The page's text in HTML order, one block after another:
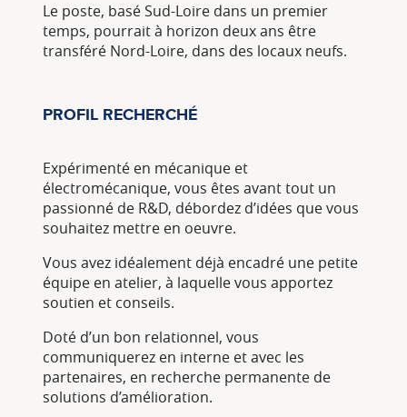
Le poste, basé Sud-Loire dans un premier
temps, pourrait à horizon deux ans être
transféré Nord-Loire, dans des locaux neufs.
PROFIL RECHERCHÉ
Expérimenté en mécanique et
électromécanique, vous êtes avant tout un
passionné de R&D, débordez d’idées que vous
souhaitez mettre en oeuvre.
Vous avez idéalement déjà encadré une petite
équipe en atelier, à laquelle vous apportez
soutien et conseils.
Doté d’un bon relationnel, vous
communiquerez en interne et avec les
partenaires, en recherche permanente de
solutions d’amélioration.